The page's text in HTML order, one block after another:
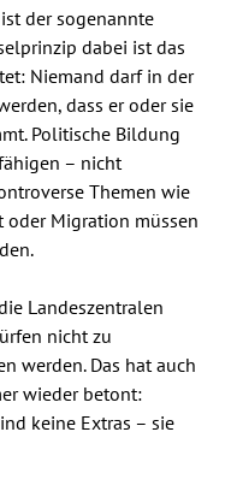
der sogenannte
dabei ist das
Niemand darf in der
dass er oder sie
Politische Bildung
– nicht
Themen wie
Migration müssen
Landeszentralen
nicht zu
werden. Das hat auch
wieder betont:
keine Extras – sie